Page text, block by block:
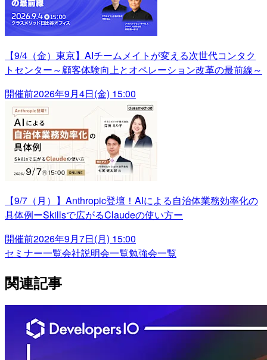
【9/4（金）東京】AIチームメイトが変える次世代コンタク
トセンター～顧客体験向上とオペレーション改革の最前線～
開催前2026年9月4日(金) 15:00
【9/7（月）】Anthropic登壇！AIによる自治体業務効率化の
具体例ーSkillsで広がるClaudeの使い方ー
開催前2026年9月7日(月) 15:00
セミナー一覧会社説明会一覧勉強会一覧
関連記事